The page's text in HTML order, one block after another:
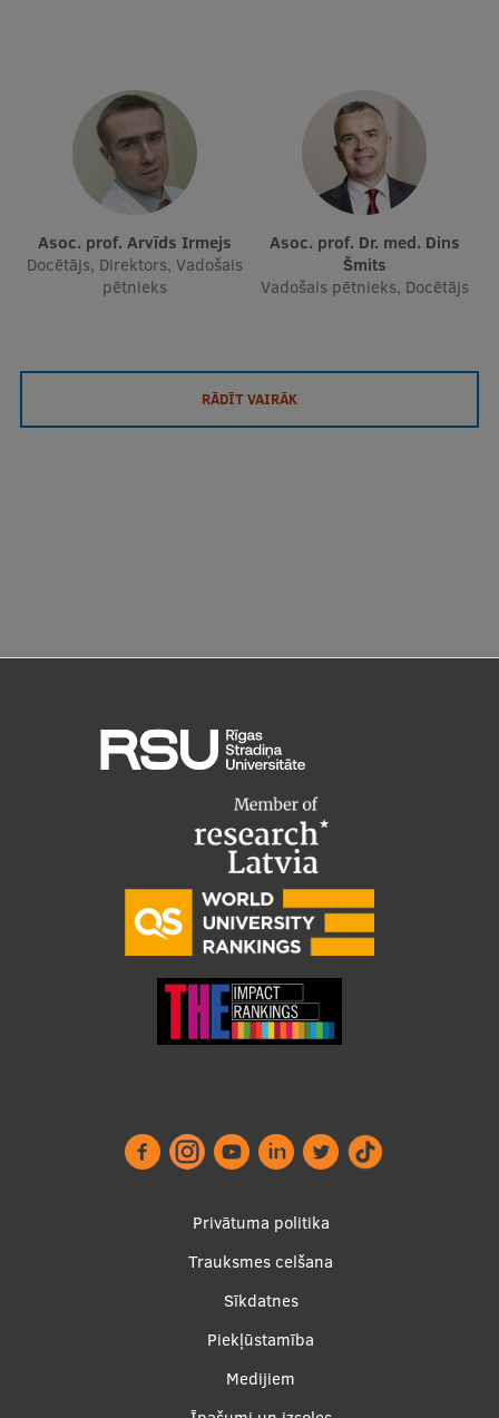
Asoc. prof. Arvīds Irmejs
Docētājs, Direktors, Vadošais
pētnieks
Asoc. prof. Dr. med. Dins
Šmits
Vadošais pētnieks, Docētājs
RĀDĪT VAIRĀK
Privātuma politika
Trauksmes celšana
Sīkdatnes
Piekļūstamība
Medijiem